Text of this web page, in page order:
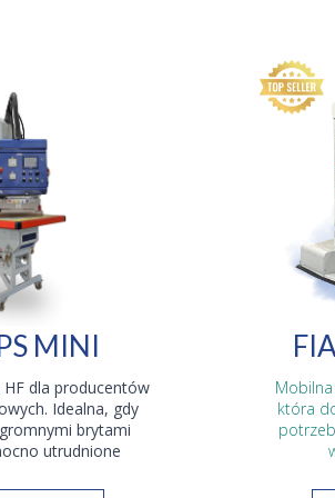
MINI
dla producentów
Idealna, gdy
brytami
utrudnione
która